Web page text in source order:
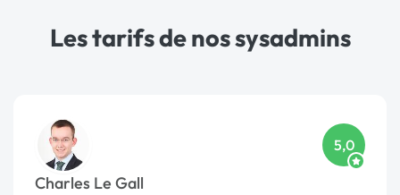
Les tarifs de nos sysadmins
Charles Le Gall
5,0